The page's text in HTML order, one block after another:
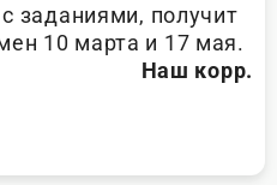
заданиями, получит
10 марта и 17 мая.
Наш корр.